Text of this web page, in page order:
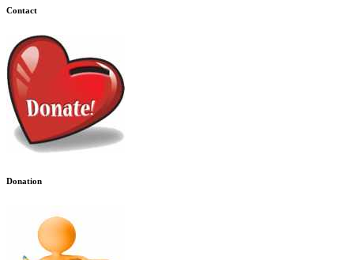
Contact
Donation